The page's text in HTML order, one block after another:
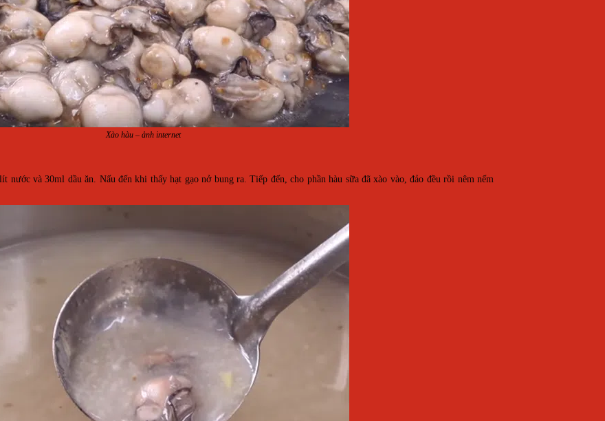
Xào hàu – ảnh internet
nước và 30ml dầu ăn. Nấu đến khi thấy hạt gạo nở bung ra. Tiếp đến, cho phần hàu sữa đã xào vào, đảo đều rồi nêm nếm